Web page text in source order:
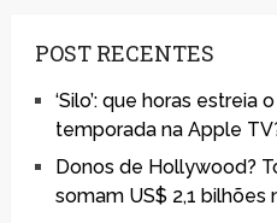
POST RECENTES
‘Silo’: que horas estreia
temporada na Apple
Donos de Hollywood?
somam US$ 2,1 bilhões